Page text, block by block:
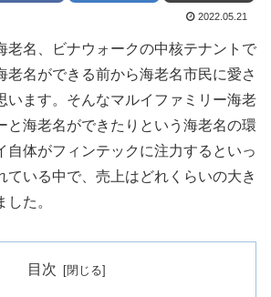
2022.05.21
老名、ビナウォークの中核テナントで
老名ができる前から海老名市民に愛さ
います。そんなマルイファミリー海老
と海老名ができたりという海老名の環
自体がフィンテックに注力するといっ
ている中で、売上はどれくらいの大き
た。
目次